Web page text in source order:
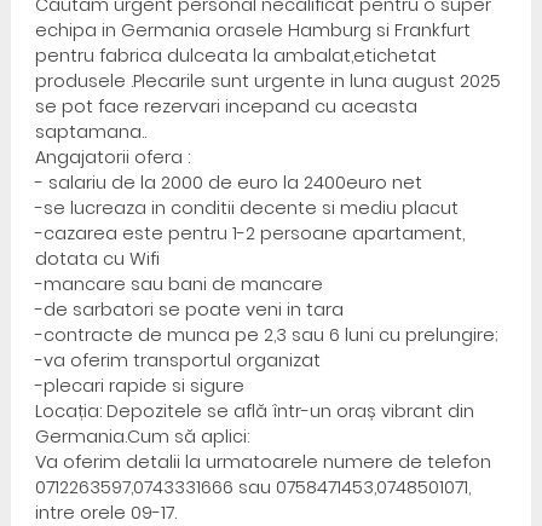
Cautam urgent personal necalificat pentru o super
echipa in Germania orasele Hamburg si Frankfurt
pentru fabrica dulceata la ambalat,etichetat
produsele .Plecarile sunt urgente in luna august 2025
se pot face rezervari incepand cu aceasta
saptamana..
Angajatorii ofera :
- salariu de la 2000 de euro la 2400euro net
-se lucreaza in conditii decente si mediu placut
-cazarea este pentru 1-2 persoane apartament,
dotata cu Wifi
-mancare sau bani de mancare
-de sarbatori se poate veni in tara
-contracte de munca pe 2,3 sau 6 luni cu prelungire;
-va oferim transportul organizat
-plecari rapide si sigure
Locația: Depozitele se află într-un oraș vibrant din
Germania.Cum să aplici:
Va oferim detalii la urmatoarele numere de telefon
0712263597,0743331666 sau 0758471453,0748501071,
intre orele 09-17.